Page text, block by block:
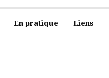
En pratique Liens